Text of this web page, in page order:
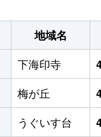
地域名
下海印寺
梅が丘
うぐいす台